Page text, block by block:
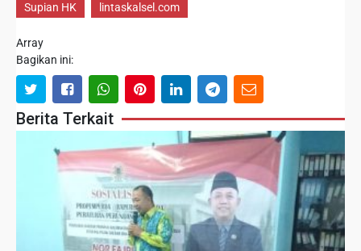
Supian HK
lintaskalsel.com
Array
Bagikan ini:
Berita Terkait